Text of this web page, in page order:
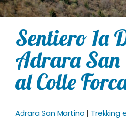
Sentiero 1a
Adrara
al Colle
Adrara San Martino | Trekking